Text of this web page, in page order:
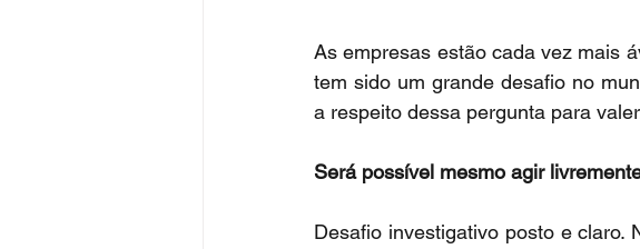
As empresas estão cada vez mais
tem sido um grande desafio no
a respeito dessa pergunta para
Será possível mesmo agir
Desafio investigativo posto e claro.